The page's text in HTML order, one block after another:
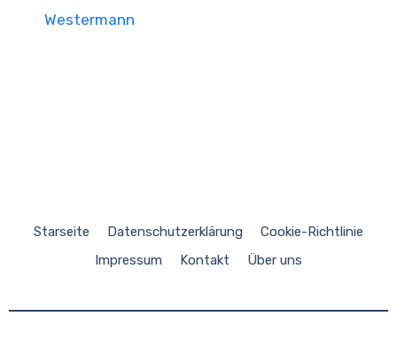
Westermann
Starseite Datenschutzerklärung
Cookie-Richtlinie
Impressum
Kontakt Über uns